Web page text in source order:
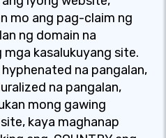
mo ang pag-claim ng
ng domain na
kasalukuyang site.
na pangalan,
na pangalan,
mong gawing
kaya maghanap